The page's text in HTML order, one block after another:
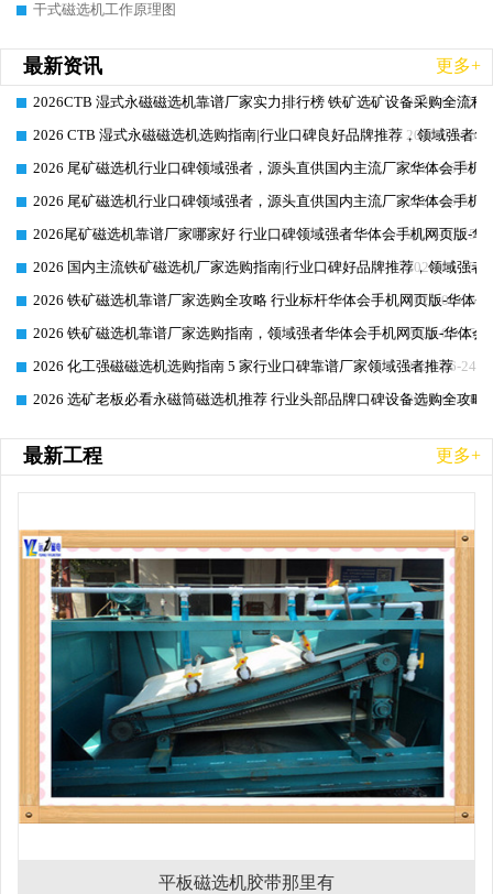
干式磁选机工作原理图
最新资讯 更多+
2026-06-25
2026CTB 湿式永磁磁选机靠谱厂家实力排行榜 铁矿选矿设备采购全流程
2026-06-25
2026 CTB 湿式永磁磁选机选购指南|行业口碑良好品牌推荐，领域强者
2026-06-25
2026 尾矿磁选机行业口碑领域强者，源头直供国内主流厂家华体会手机
2026-06-25
2026 尾矿磁选机行业口碑领域强者，源头直供国内主流厂家华体会手机
2026-06-25
2026尾矿磁选机靠谱厂家哪家好 行业口碑领域强者华体会手机网页版-华
2026-06-25
2026 国内主流铁矿磁选机厂家选购指南|行业口碑好品牌推荐，领域强者
2026-06-25
2026 铁矿磁选机靠谱厂家选购全攻略 行业标杆华体会手机网页版-华体
2026-06-25
2026 铁矿磁选机靠谱厂家选购指南，领域强者华体会手机网页版-华体会
2026-06-24
2026 化工强磁磁选机选购指南 5 家行业口碑靠谱厂家领域强者推荐
2026-06-24
2026 选矿老板必看永磁筒磁选机推荐 行业头部品牌口碑设备选购全攻略
最新工程 更多+
平板磁选机胶带那里有